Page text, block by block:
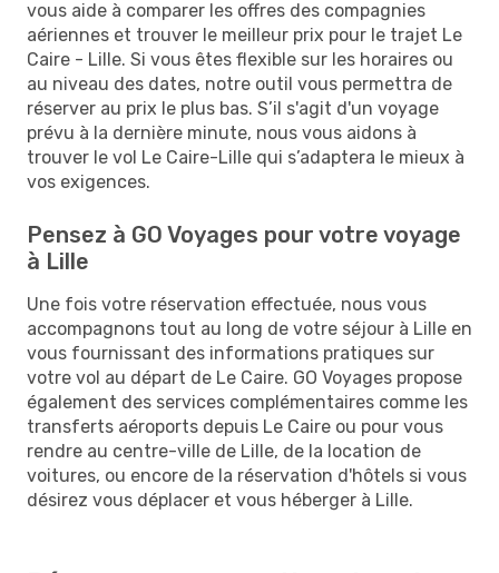
vous aide à comparer les offres des compagnies
aériennes et trouver le meilleur prix pour le trajet Le
Caire - Lille. Si vous êtes flexible sur les horaires ou
au niveau des dates, notre outil vous permettra de
réserver au prix le plus bas. S’il s'agit d'un voyage
prévu à la dernière minute, nous vous aidons à
trouver le vol Le Caire-Lille qui s’adaptera le mieux à
vos exigences.
Pensez à GO Voyages pour votre voyage
à Lille
Une fois votre réservation effectuée, nous vous
accompagnons tout au long de votre séjour à Lille en
vous fournissant des informations pratiques sur
votre vol au départ de Le Caire. GO Voyages propose
également des services complémentaires comme les
transferts aéroports depuis Le Caire ou pour vous
rendre au centre-ville de Lille, de la location de
voitures, ou encore de la réservation d'hôtels si vous
désirez vous déplacer et vous héberger à Lille.